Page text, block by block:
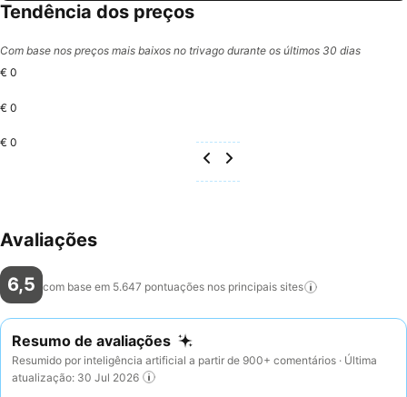
Tendência dos preços
Com base nos preços mais baixos no trivago durante os últimos 30 dias
€ 0
€ 0
€ 0
Avaliações
6,5 com base em 5.647 pontuações nos principais sites
Resumo de avaliações
Resumido por inteligência artificial a partir de 900+ comentários · Última
atualização: 30 Jul 2026